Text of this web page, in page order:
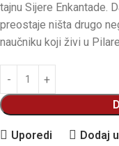
tajnu Sijere Enkantade.
preostaje ništa drugo
naučniku koji živi u
Uporedi Dodaj